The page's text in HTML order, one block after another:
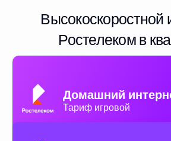
Высокоскоростной
Ростелеком в
Домашний
Тариф игровой